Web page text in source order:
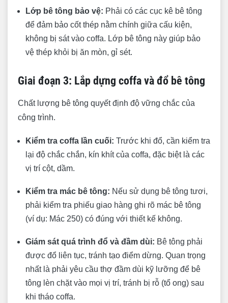
Lớp bê tông bảo vệ: Phải có các cục kê bê tông
để đảm bảo cốt thép nằm chính giữa cấu kiện,
không bị sát vào coffa. Lớp bê tông này giúp bảo
vệ thép khỏi bị ăn mòn, gỉ sét.
Giai đoạn 3: Lắp dựng coffa và đổ bê tông
Chất lượng bê tông quyết định độ vững chắc của
công trình.
Kiểm tra coffa lần cuối: Trước khi đổ, cần kiểm tra
lại độ chắc chắn, kín khít của coffa, đặc biệt là các
vị trí cột, dầm.
Kiểm tra mác bê tông: Nếu sử dụng bê tông tươi,
phải kiểm tra phiếu giao hàng ghi rõ mác bê tông
(ví dụ: Mác 250) có đúng với thiết kế không.
Giám sát quá trình đổ và đầm dùi: Bê tông phải
được đổ liên tục, tránh tạo điểm dừng. Quan trọng
nhất là phải yêu cầu thợ đầm dùi kỹ lưỡng để bê
tông lèn chặt vào mọi vị trí, tránh bị rỗ (tổ ong) sau
khi tháo coffa.